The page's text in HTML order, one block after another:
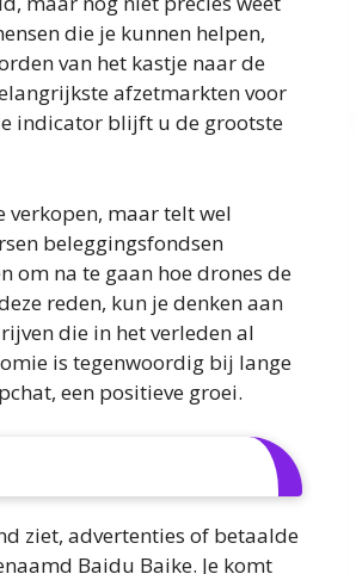
die je kunnen helpen,
van het kastje naar de
afzetmarkten voor
indicator blijft u de grootste
verkopen, maar telt wel
beleggingsfondsen
om na te gaan hoe drones de
reden, kun je denken aan
die in het verleden al
is tegenwoordig bij lange
een positieve groei.
ziet, advertenties of betaalde
Baidu Baike. Je komt